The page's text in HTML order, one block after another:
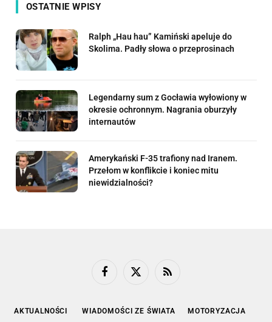
OSTATNIE WPISY
Ralph „Hau hau” Kamiński apeluje do
Skolima. Padły słowa o przeprosinach
Legendarny sum z Gocławia wyłowiony w
okresie ochronnym. Nagrania oburzyły
internautów
Amerykański F-35 trafiony nad Iranem.
Przełom w konflikcie i koniec mitu
niewidzialności?
FacebookX
RSS
AKTUALNOŚCI WIADOMOŚCI ZE ŚWIATA MOTORYZACJA